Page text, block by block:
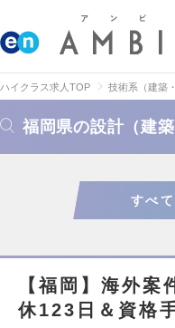
ハイクラス求人TOP 技術系（建築
福岡県の設計（建
すべて
【福岡】海外
休123日＆資格